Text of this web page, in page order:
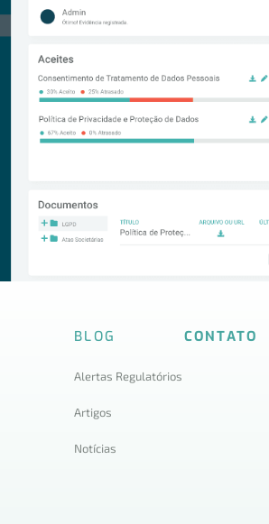
BLOG
Alertas Regulatórios
Artigos
Notícias
CONTATO